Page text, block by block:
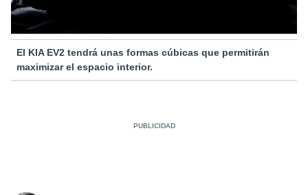
El KIA EV2 tendrá unas formas cúbicas que permitirán
maximizar el espacio interior.